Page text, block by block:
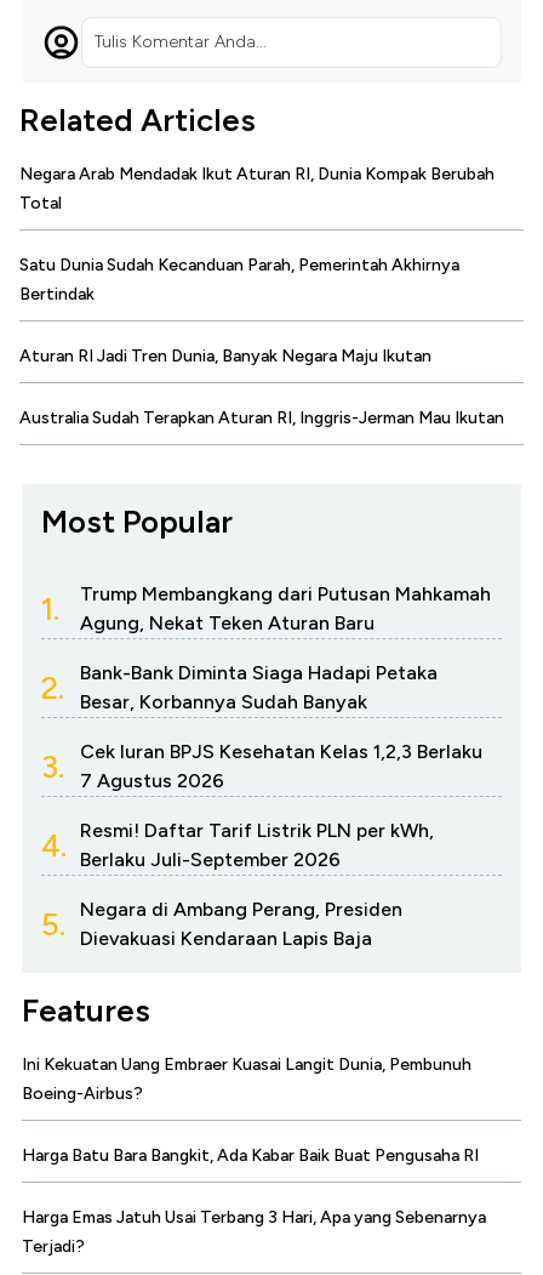
Tulis Komentar Anda...
Related Articles
Negara Arab Mendadak Ikut Aturan RI, Dunia Kompak Berubah
Total
Satu Dunia Sudah Kecanduan Parah, Pemerintah Akhirnya
Bertindak
Aturan RI Jadi Tren Dunia, Banyak Negara Maju Ikutan
Australia Sudah Terapkan Aturan RI, Inggris-Jerman Mau Ikutan
Most Popular
1.
Trump Membangkang dari Putusan Mahkamah
Agung, Nekat Teken Aturan Baru
2.
Bank-Bank Diminta Siaga Hadapi Petaka
Besar, Korbannya Sudah Banyak
3.
Cek Iuran BPJS Kesehatan Kelas 1,2,3 Berlaku
7 Agustus 2026
4.
Resmi! Daftar Tarif Listrik PLN per kWh,
Berlaku Juli-September 2026
5.
Negara di Ambang Perang, Presiden
Dievakuasi Kendaraan Lapis Baja
Features
Ini Kekuatan Uang Embraer Kuasai Langit Dunia, Pembunuh
Boeing-Airbus?
Harga Batu Bara Bangkit, Ada Kabar Baik Buat Pengusaha RI
Harga Emas Jatuh Usai Terbang 3 Hari, Apa yang Sebenarnya
Terjadi?